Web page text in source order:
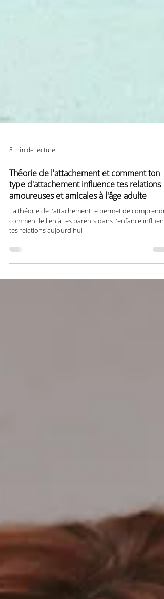
8 min de lecture
Théorie de l'attachement et comment ton
type d'attachement influence tes relations
amoureuses et amicales à l'âge adulte
La théorie de l'attachement te permet de comprendre
tes relations aujourd'hui